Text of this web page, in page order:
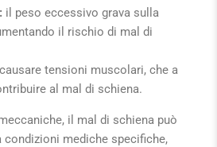
il peso eccessivo grava sulla
il rischio di mal di
tensioni muscolari, che a
al mal di schiena.
il mal di schiena può
condizioni mediche specifiche,